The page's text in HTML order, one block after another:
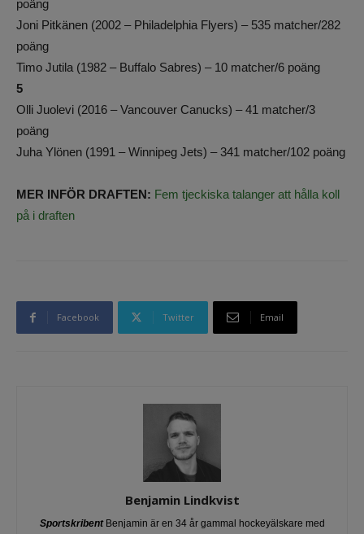
poäng
Joni Pitkänen (2002 – Philadelphia Flyers) – 535 matcher/282
poäng
Timo Jutila (1982 – Buffalo Sabres) – 10 matcher/6 poäng
5
Olli Juolevi (2016 – Vancouver Canucks) – 41 matcher/3
poäng
Juha Ylönen (1991 – Winnipeg Jets) – 341 matcher/102 poäng
MER INFÖR DRAFTEN: Fem tjeckiska talanger att hålla koll
på i draften
Facebook Twitter Email
Benjamin Lindkvist
SportskribentBenjamin är en 34 år gammal hockeyälskare med